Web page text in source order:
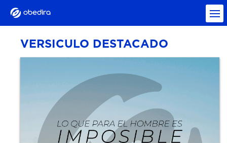
VERSICULO DESTACADO